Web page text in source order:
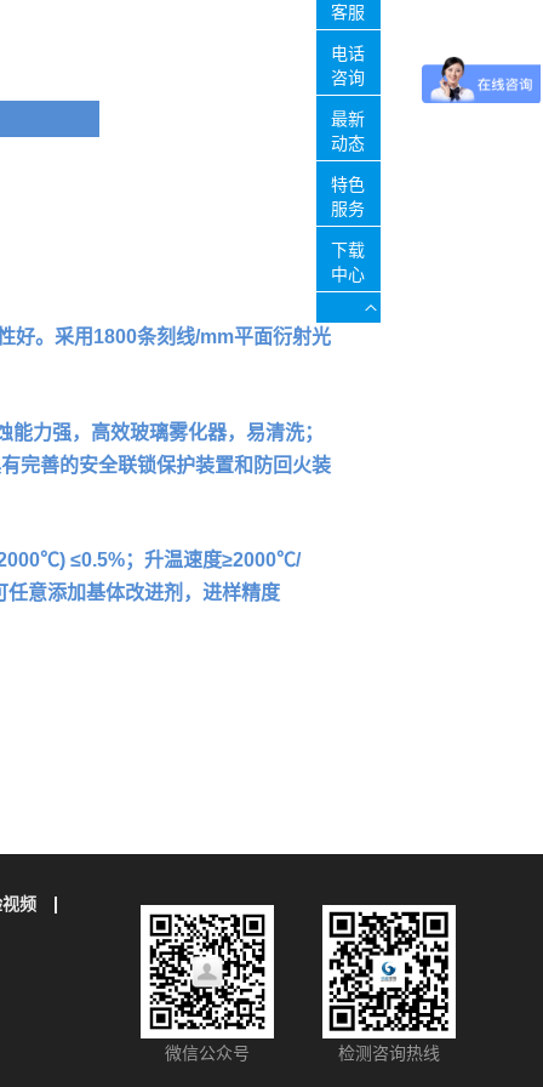
好。采用1800条刻线/mm平面衍射光
能力强，高效玻璃雾化器，易清洗；
完善的安全联锁保护装置和防回火装
≤0.5%；升温速度≥2000℃/
意添加基体改进剂，进样精度
微信公众号 检测咨询热线
频
客服
电话
咨询
最新
动态
特色
服务
下载
中心